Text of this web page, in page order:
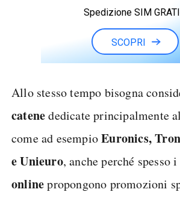
Spedizione SIM
SCOPRI
Allo stesso tempo bisogna
catenededicate principalmente
come ad esempioEuronics,
e Unieuro, anche perché spesso
onlinepropongono promozioni